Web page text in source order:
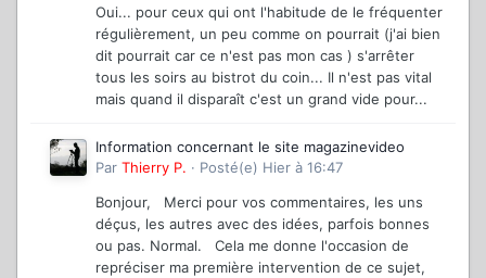
Oui... pour ceux qui ont l'habitude de le fréquenter
régulièrement, un peu comme on pourrait (j'ai bien
dit pourrait car ce n'est pas mon cas ) s'arrêter
tous les soirs au bistrot du coin... Il n'est pas vital
mais quand il disparaît c'est un grand vide pour...
Information concernant le site magazinevideo
Par Thierry P. · Posté(e) Hier à 16:47
Bonjour, Merci pour vos commentaires, les uns
déçus, les autres avec des idées, parfois bonnes
ou pas. Normal. Cela me donne l'occasion de
repréciser ma première intervention de ce sujet,